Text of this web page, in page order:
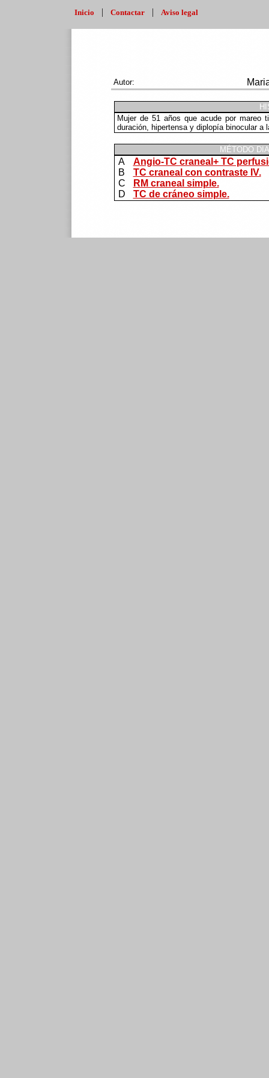
Inicio | Contactar | Aviso legal
Autor:
Mujer de 51 años que acude por mareo
duración, hipertensa y diplopía binocular a
MÉTODO
A
Angio-TC craneal+ TC
B
TC craneal con contraste IV.
C
RM craneal simple.
D
TC de cráneo simple.